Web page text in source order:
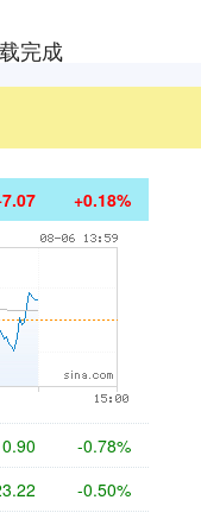
完成
+0.18%
-0.78%
-0.50%